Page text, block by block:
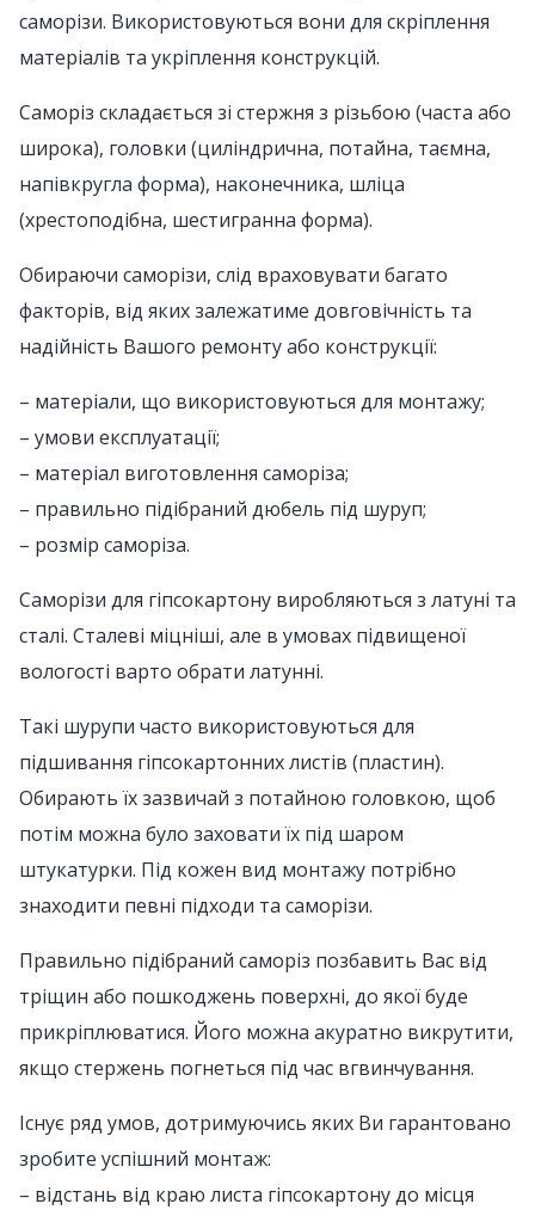
саморізи. Використовуються вони для скріплення
матеріалів та укріплення конструкцій.
Саморіз складається зі стержня з різьбою (часта або
широка), головки (циліндрична, потайна, таємна,
напівкругла форма), наконечника, шліца
(хрестоподібна, шестигранна форма).
Обираючи саморізи, слід враховувати багато
факторів, від яких залежатиме довговічність та
надійність Вашого ремонту або конструкції:
– матеріали, що використовуються для монтажу;
– умови експлуатації;
– матеріал виготовлення саморіза;
– правильно підібраний дюбель під шуруп;
– розмір саморіза.
Саморізи для гіпсокартону виробляються з латуні та
сталі. Сталеві міцніші, але в умовах підвищеної
вологості варто обрати латунні.
Такі шурупи часто використовуються для
підшивання гіпсокартонних листів (пластин).
Обирають їх зазвичай з потайною головкою, щоб
потім можна було заховати їх під шаром
штукатурки. Під кожен вид монтажу потрібно
знаходити певні підходи та саморізи.
Правильно підібраний саморіз позбавить Вас від
тріщин або пошкоджень поверхні, до якої буде
прикріплюватися. Його можна акуратно викрутити,
якщо стержень погнеться під час вгвинчування.
Існує ряд умов, дотримуючись яких Ви гарантовано
зробите успішний монтаж:
– відстань від краю листа гіпсокартону до місця